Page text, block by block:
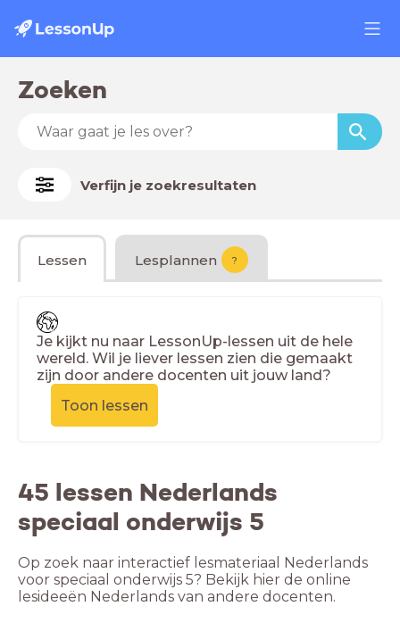
Zoeken
Verfijn je zoekresultaten
Lessen Lesplannen ?
Je kijkt nu naar LessonUp-lessen uit de hele
wereld. Wil je liever lessen zien die gemaakt
zijn door andere docenten uit jouw land?
Toon lessen
45 lessen Nederlands
speciaal onderwijs 5
Op zoek naar interactief lesmateriaal Nederlands
voor speciaal onderwijs 5? Bekijk hier de online
lesideeën Nederlands van andere docenten.